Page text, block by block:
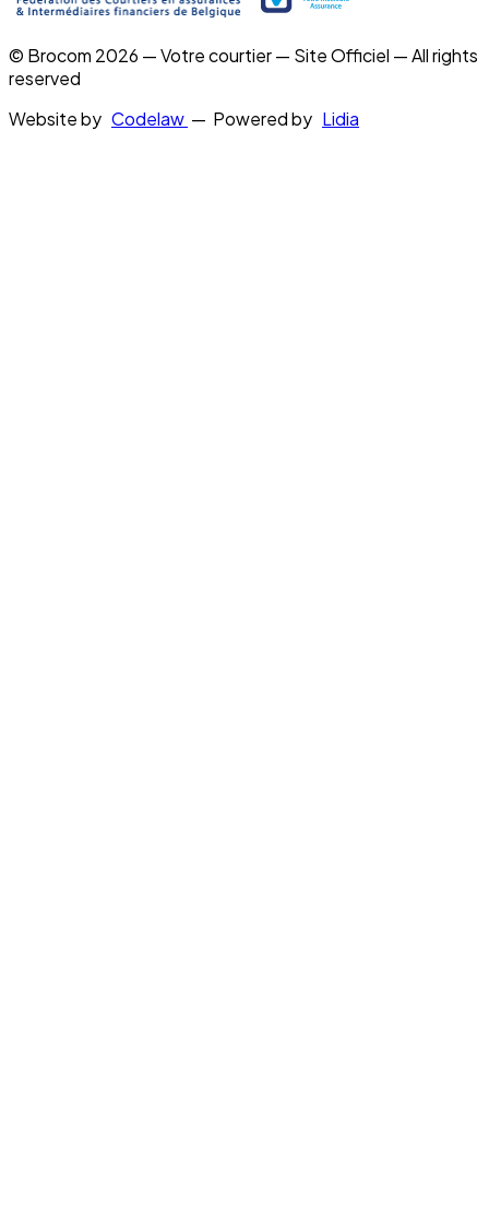
© Brocom 2026 — Votre courtier — Site Officiel — All rights
reserved
Website by Codelaw — Powered by Lidia